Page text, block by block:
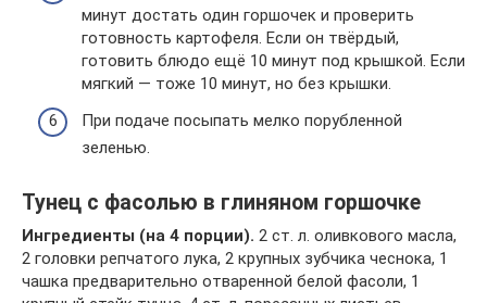
минут достать один горшочек и проверить
готовность картофеля. Если он твёрдый,
готовить блюдо ещё 10 минут под крышкой. Если
мягкий — тоже 10 минут, но без крышки.
При подаче посыпать мелко порубленной
зеленью.
Тунец с фасолью в глиняном горшочке
Ингредиенты (на 4 порции). 2 ст. л. оливкового масла,
2 головки репчатого лука, 2 крупных зубчика чеснока, 1
чашка предварительно отваренной белой фасоли, 1